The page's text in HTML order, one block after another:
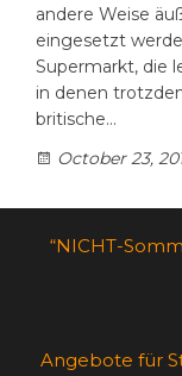
andere Weise
eingesetzt
Supermarkt, die
in denen
britische…
October 23,
“NICHT-
Angebote für